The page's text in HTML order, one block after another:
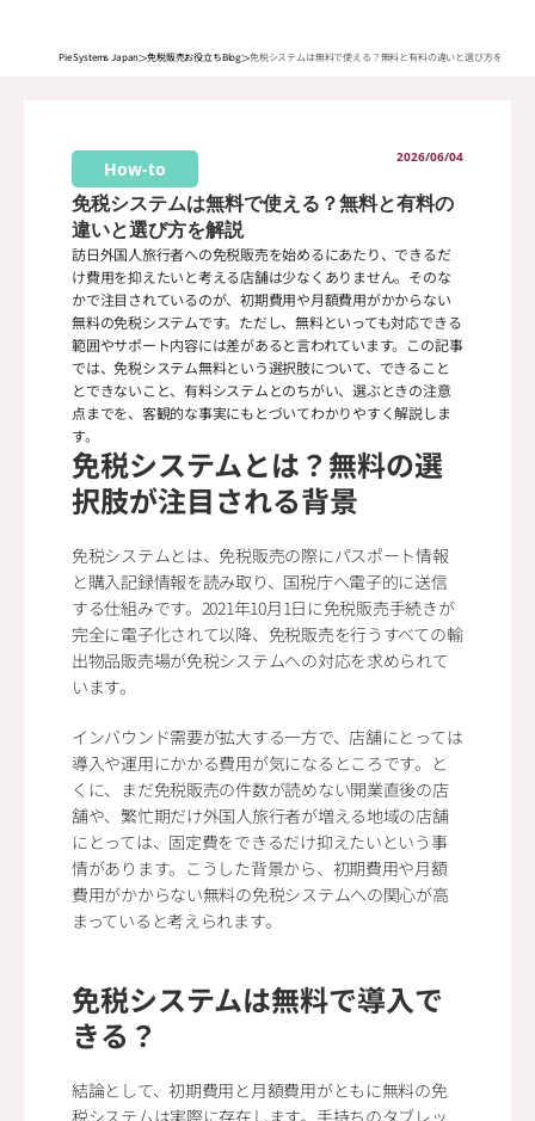
Pie Systems Japan>免税販売お役立ちBlog>免税システムは無料で使える？無料と有料の違いと選び方を解説
How-to
2026/06/04
免税システムは無料で使える？無料と有料の
違いと選び方を解説
訪日外国人旅行者への免税販売を始めるにあたり、できるだ
け費用を抑えたいと考える店舗は少なくありません。そのな
かで注目されているのが、初期費用や月額費用がかからない
無料の免税システムです。ただし、無料といっても対応できる
範囲やサポート内容には差があると言われています。この記事
では、免税システム無料という選択肢について、できること
とできないこと、有料システムとのちがい、選ぶときの注意
点までを、客観的な事実にもとづいてわかりやすく解説しま
免税システムとは？無料の選
択肢が注目される背景
免税システムとは、免税販売の際にパスポート情報
と購入記録情報を読み取り、国税庁へ電子的に送信
する仕組みです。2021年10月1日に免税販売手続きが
完全に電子化されて以降、免税販売を行うすべての輸
出物品販売場が免税システムへの対応を求められて
います。
インバウンド需要が拡大する一方で、店舗にとっては
導入や運用にかかる費用が気になるところです。と
くに、まだ免税販売の件数が読めない開業直後の店
舗や、繁忙期だけ外国人旅行者が増える地域の店舗
にとっては、固定費をできるだけ抑えたいという事
情があります。こうした背景から、初期費用や月額
費用がかからない無料の免税システムへの関心が高
まっていると考えられます。
免税システムは無料で導入で
きる？
結論として、初期費用と月額費用がともに無料の免
税システムは実際に存在します。手持ちのタブレッ